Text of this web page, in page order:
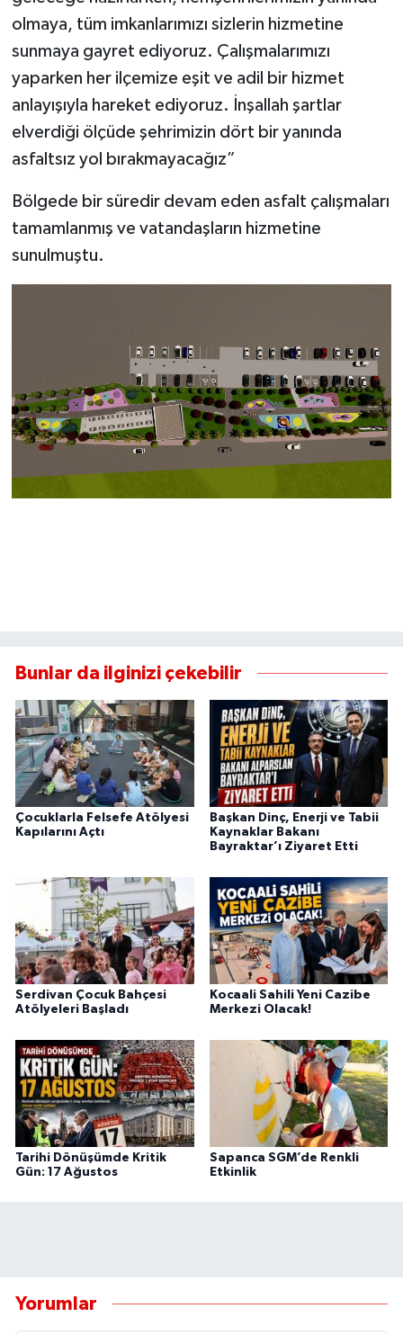
olmaya, tüm imkanlarımızı sizlerin hizmetine
sunmaya gayret ediyoruz. Çalışmalarımızı
yaparken her ilçemize eşit ve adil bir hizmet
anlayışıyla hareket ediyoruz. İnşallah şartlar
elverdiği ölçüde şehrimizin dört bir yanında
asfaltsız yol bırakmayacağız”
Bölgede bir süredir devam eden asfalt çalışmaları
tamamlanmış ve vatandaşların hizmetine
sunulmuştu.
Bunlar da ilginizi çekebilir
Çocuklarla Felsefe Atölyesi
Kapılarını Açtı
Başkan Dinç, Enerji ve Tabii
Kaynaklar Bakanı
Bayraktar’ı Ziyaret Etti
Serdivan Çocuk Bahçesi
Atölyeleri Başladı
Kocaali Sahili Yeni Cazibe
Merkezi Olacak!
Tarihi Dönüşümde Kritik
Gün: 17 Ağustos
Sapanca SGM’de Renkli
Etkinlik
Yorumlar